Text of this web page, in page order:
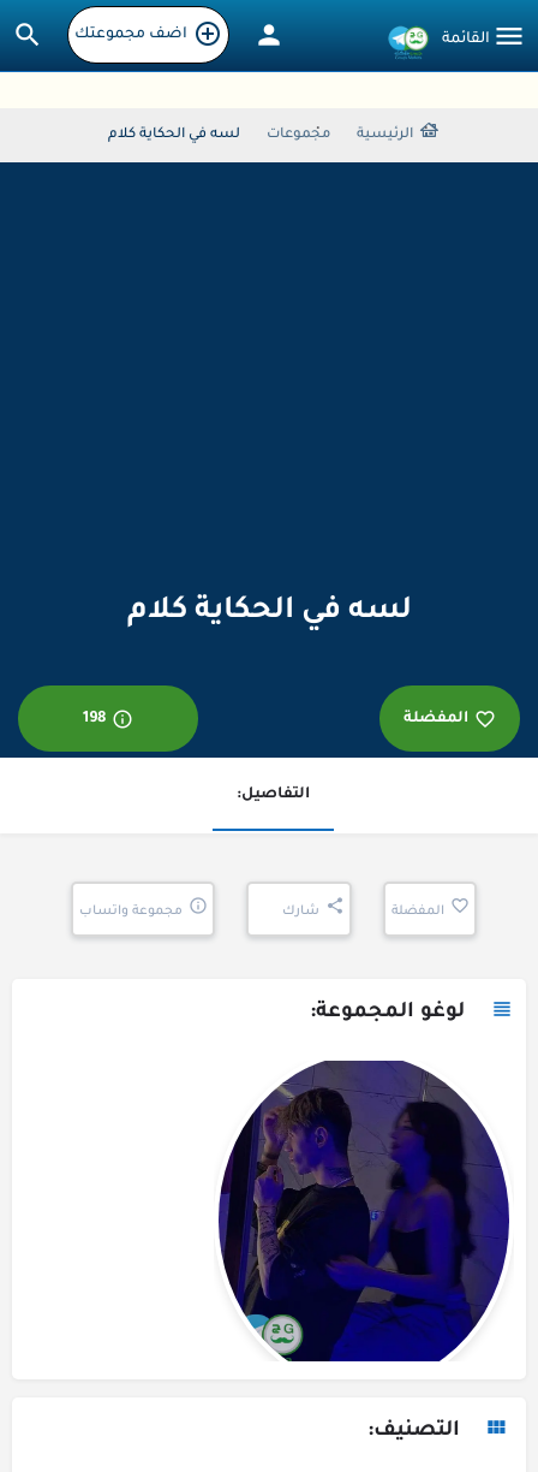
اضف مجموعتك
الرئيسية مجموعات لسه في الحكاية كلام
لسه في الحكاية كلام
المفضلة 198
التفاصيل:
المفضلة شارك مجموعة واتساب
لوغو المجموعة:
التصنيف: